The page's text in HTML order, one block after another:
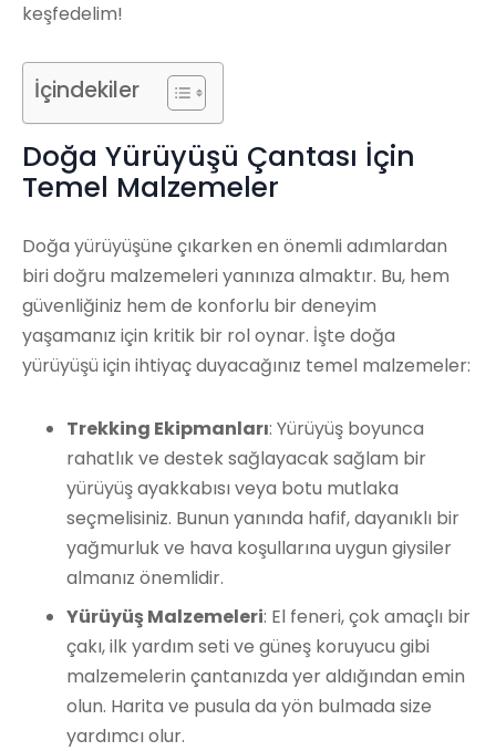
keşfedelim!
İçindekiler
Doğa Yürüyüşü Çantası İçin
Temel Malzemeler
Doğa yürüyüşüne çıkarken en önemli adımlardan
biri doğru malzemeleri yanınıza almaktır. Bu, hem
güvenliğiniz hem de konforlu bir deneyim
yaşamanız için kritik bir rol oynar. İşte doğa
yürüyüşü için ihtiyaç duyacağınız temel malzemeler:
Trekking Ekipmanları: Yürüyüş boyunca
rahatlık ve destek sağlayacak sağlam bir
yürüyüş ayakkabısı veya botu mutlaka
seçmelisiniz. Bunun yanında hafif, dayanıklı bir
yağmurluk ve hava koşullarına uygun giysiler
almanız önemlidir.
Yürüyüş Malzemeleri: El feneri, çok amaçlı bir
çakı, ilk yardım seti ve güneş koruyucu gibi
malzemelerin çantanızda yer aldığından emin
olun. Harita ve pusula da yön bulmada size
yardımcı olur.